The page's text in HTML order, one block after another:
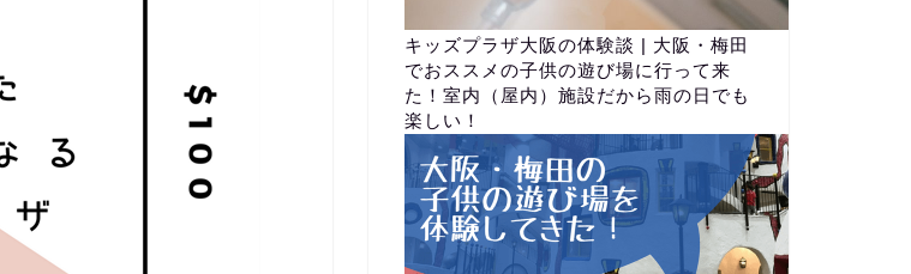
キッズプラザ大阪の体験談 | 大阪・梅田
でおススメの子供の遊び場に行って来
た！室内（屋内）施設だから雨の日でも
楽しい！